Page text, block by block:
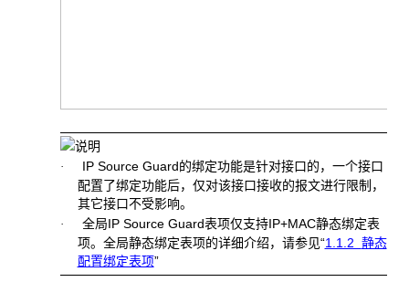
· IP Source Guard的绑定功能是针对接口的，一个接口
配置了绑定功能后，仅对该接口接收的报文进行限制，
其它接口不受影响。
· 全局IP Source Guard表项仅支持IP+MAC静态绑定表
项。全局静态绑定表项的详细介绍，请参见“1.1.2 静态
配置绑定表项”